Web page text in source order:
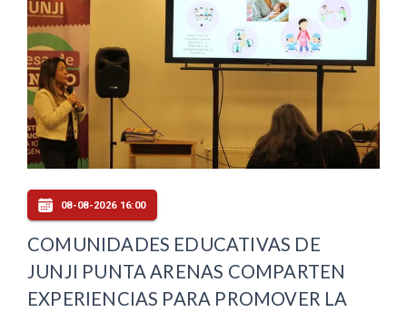
08-08-2026 16:00
COMUNIDADES EDUCATIVAS DE
JUNJI PUNTA ARENAS COMPARTEN
EXPERIENCIAS PARA PROMOVER LA